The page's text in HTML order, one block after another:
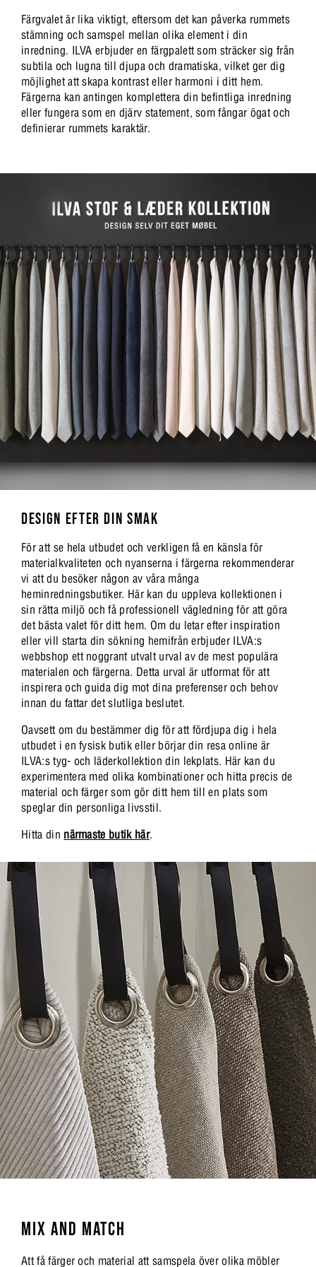
Färgvalet är lika viktigt, eftersom det kan påverka rummets
stämning och samspel mellan olika element i din
inredning. ILVA erbjuder en färgpalett som sträcker sig från
subtila och lugna till djupa och dramatiska, vilket ger dig
möjlighet att skapa kontrast eller harmoni i ditt hem.
Färgerna kan antingen komplettera din befintliga inredning
eller fungera som en djärv statement, som fångar ögat och
definierar rummets karaktär.
DESIGN EFTER DIN SMAK
För att se hela utbudet och verkligen få en känsla för
materialkvaliteten och nyanserna i färgerna rekommenderar
vi att du besöker någon av våra många
heminredningsbutiker. Här kan du uppleva kollektionen i
sin rätta miljö och få professionell vägledning för att göra
det bästa valet för ditt hem. Om du letar efter inspiration
eller vill starta din sökning hemifrån erbjuder ILVA:s
webbshop ett noggrant utvalt urval av de mest populära
materialen och färgerna. Detta urval är utformat för att
inspirera och guida dig mot dina preferenser och behov
innan du fattar det slutliga beslutet.
Oavsett om du bestämmer dig för att fördjupa dig i hela
utbudet i en fysisk butik eller börjar din resa online är
ILVA:s tyg- och läderkollektion din lekplats. Här kan du
experimentera med olika kombinationer och hitta precis de
material och färger som gör ditt hem till en plats som
speglar din personliga livsstil.
Hitta din närmaste butik här.
MIX AND MATCH
Att få färger och material att samspela över olika möbler